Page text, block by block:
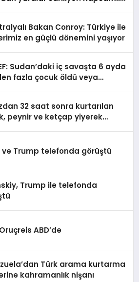
Bakan Conroy: Türkiye ile
en güçlü dönemini yaşıyor
Sudan’daki iç savaşta 6 ayda
fazla çocuk öldü veya
32 saat sonra kurtarılan
peynir ve ketçap yiyerek
ve Trump telefonda görüştü
Trump ile telefonda
ABD’de
Türk arama kurtarma
kahramanlık nişanı